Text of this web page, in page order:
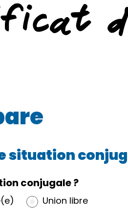
situation
conjugale ?
Union libre